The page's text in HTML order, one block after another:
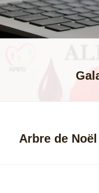
Arbre de